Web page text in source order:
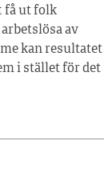
få ut folk
av
kan resultatet
i stället för det